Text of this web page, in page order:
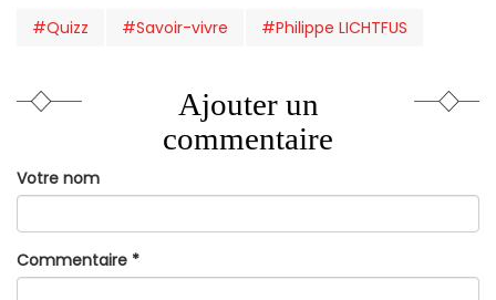
#Quizz #Savoir-vivre #Philippe LICHTFUS
Ajouter un
commentaire
Votre nom
Commentaire *